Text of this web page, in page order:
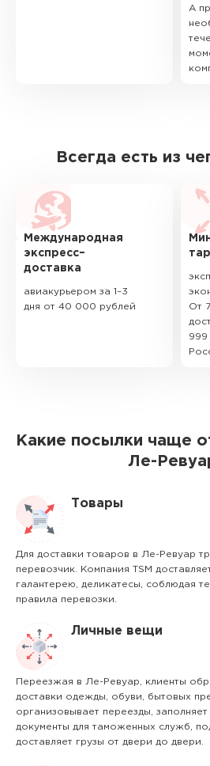
А
Всегда есть из
Международная
экспресс–
доставка
авиакурьером за 1–3
дня от 40 000 рублей
От
999
Какие посылки чаще
Ле-
Товары
Для доставки товаров в Ле-Ревуар
перевозчик. Компания TSM
галантерею, деликатесы, соблюдая
правила перевозки.
Личные вещи
Переезжая в Ле-Ревуар, клиенты
доставки одежды, обуви, бытовых
организовывает переезды,
документы для таможенных служб,
доставляет грузы от двери до двери.